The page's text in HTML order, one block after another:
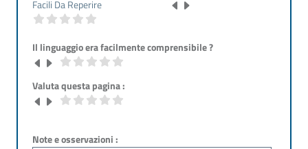
Facili Da Reperire
Il linguaggio era facilmente comprensibile ?
Valuta questa pagina :
Note e osservazioni :